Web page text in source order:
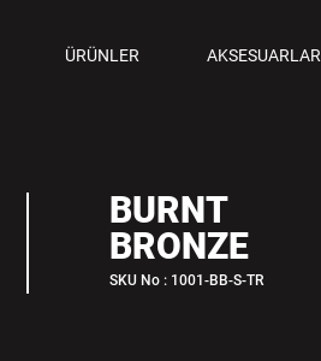
ÜRÜNLER
9 MM TABANCALARAKSESUARLAR
BURNT
BRONZE
SKU No : 1001-BB-S-TR